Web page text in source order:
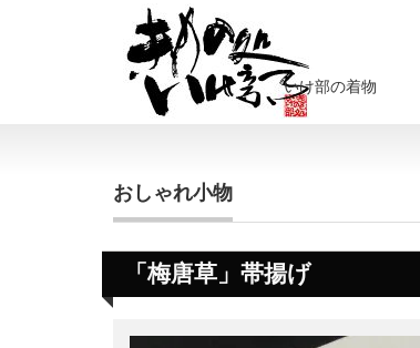
いけ部の着物
おしゃれ小物
「梅唐草」帯揚げ